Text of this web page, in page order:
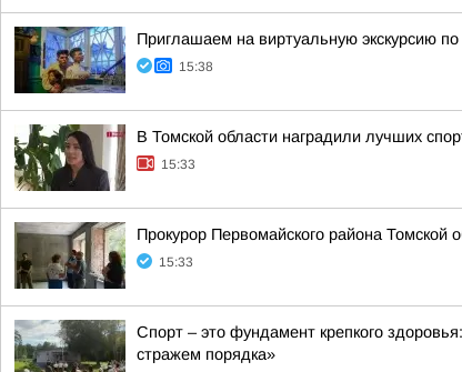
Приглашаем на виртуальную экскурсию
15:38
В Томской области наградили лучших
15:33
Прокурор Первомайского района Томской
15:33
Спорт – это фундамент крепкого
стражем порядка»